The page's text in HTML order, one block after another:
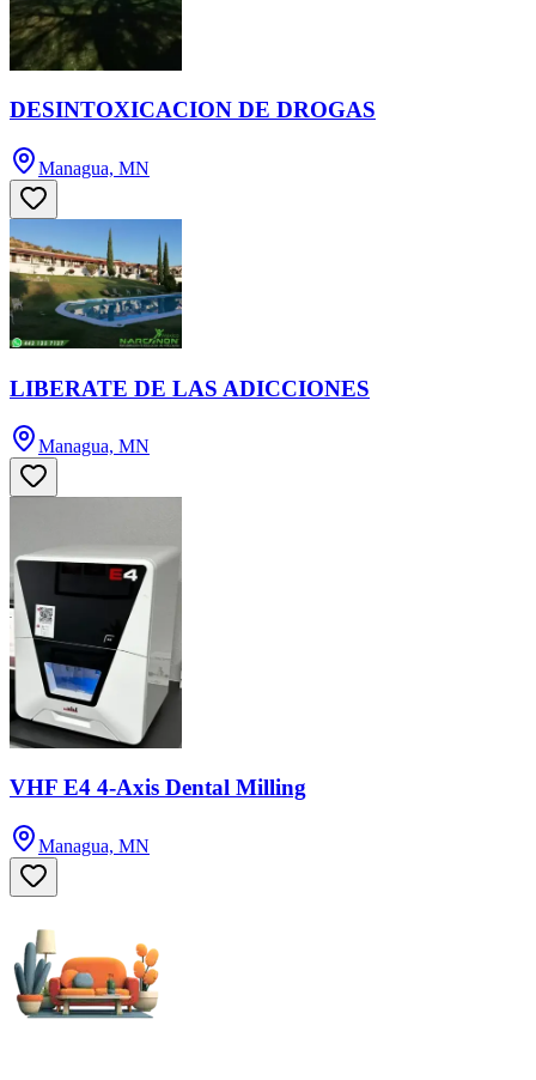
DESINTOXICACION DE DROGAS
Managua, MN
LIBERATE DE LAS ADICCIONES
Managua, MN
VHF E4 4-Axis Dental Milling
Managua, MN